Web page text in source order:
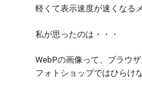
軽くて表示速度が速くなる
私が思ったのは・・・
WebPの画像って、ブラウ
フォトショップではひらけ